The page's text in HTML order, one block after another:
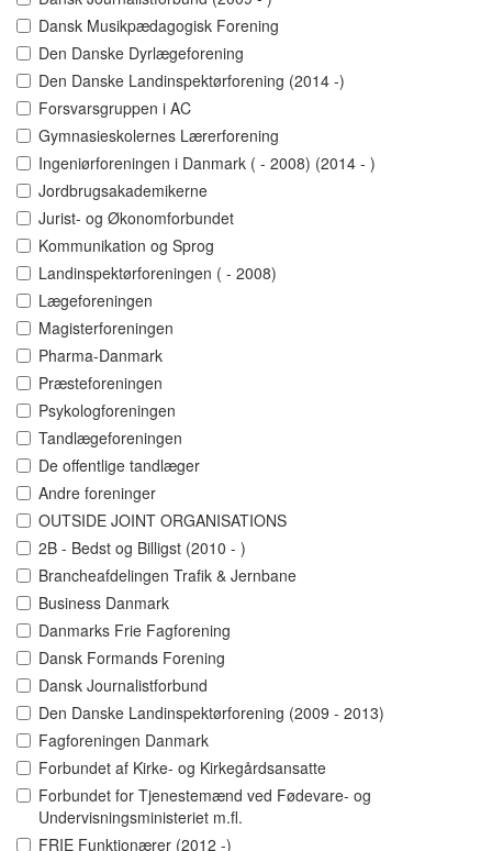
Dansk Musikpædagogisk Forening
Den Danske Dyrlægeforening
Den Danske Landinspektørforening (2014 -)
Forsvarsgruppen i AC
Gymnasieskolernes Lærerforening
Ingeniørforeningen i Danmark ( - 2008) (2014 - )
Jordbrugsakademikerne
Jurist- og Økonomforbundet
Kommunikation og Sprog
Landinspektørforeningen ( - 2008)
Lægeforeningen
Magisterforeningen
Pharma-Danmark
Præsteforeningen
Psykologforeningen
Tandlægeforeningen
De offentlige tandlæger
Andre foreninger
OUTSIDE JOINT ORGANISATIONS
2B - Bedst og Billigst (2010 - )
Brancheafdelingen Trafik & Jernbane
Business Danmark
Danmarks Frie Fagforening
Dansk Formands Forening
Dansk Journalistforbund
Den Danske Landinspektørforening (2009 - 2013)
Fagforeningen Danmark
Forbundet af Kirke- og Kirkegårdsansatte
Forbundet for Tjenestemænd ved Fødevare- og
Undervisningsministeriet m.fl.
FRIE Funktionærer (2012 -)